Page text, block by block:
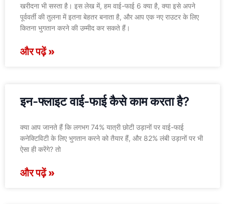
खरीदना भी सस्ता है। इस लेख में, हम वाई-फाई 6 क्या है, क्या इसे अपने
पूर्ववर्ती की तुलना में इतना बेहतर बनाता है, और आप एक नए राउटर के लिए
कितना भुगतान करने की उम्मीद कर सकते हैं।
और पढ़ें »
इन-फ्लाइट वाई-फाई कैसे काम करता है?
क्या आप जानते हैं कि लगभग 74% यात्री छोटी उड़ानों पर वाई-फाई
कनेक्टिविटी के लिए भुगतान करने को तैयार हैं, और 82% लंबी उड़ानों पर भी
ऐसा ही करेंगे? तो
और पढ़ें »